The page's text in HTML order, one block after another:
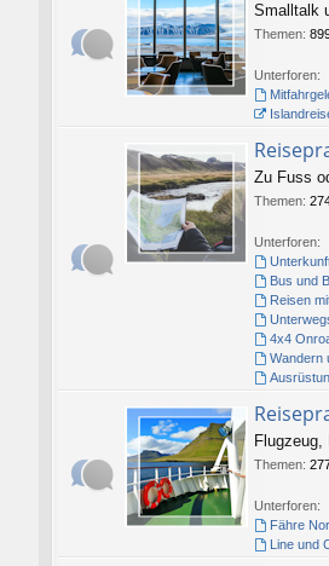
Smalltalk
Themen:
Unterforen:
Zu Fuss
Themen:
Unterforen:
Bus und
Reisen
4x4
Wandern
Themen:
Unterforen:
Fähre
Line und